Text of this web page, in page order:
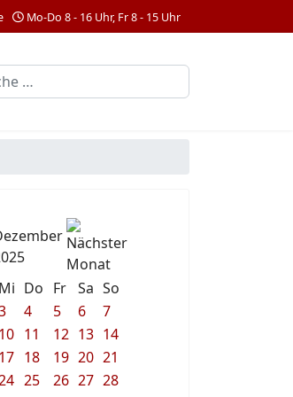
Mo-Do 8 - 16 Uhr, Fr 8 - 15 Uhr
Mi Do Fr Sa So
4 5 6
7
10 11 12 13 14
17 18 19 20 21
25 26 27 28